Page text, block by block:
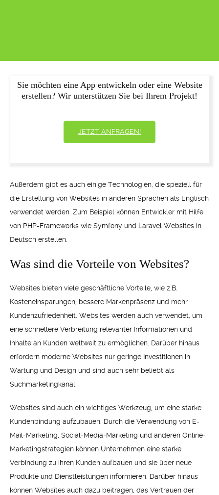
Sie möchten eine App entwickeln oder eine Website
erstellen? Wir unterstützen Sie bei Ihrem Projekt!
JETZT ANFRAGEN!
Außerdem gibt es auch einige Technologien, die speziell für
die Erstellung von Websites in anderen Sprachen als Englisch
verwendet werden. Zum Beispiel können Entwickler mit Hilfe
von PHP-Frameworks wie Symfony und Laravel Websites in
Deutsch erstellen.
Was sind die Vorteile von Websites?
Websites bieten viele geschäftliche Vorteile, wie z.B.
Kosteneinsparungen, bessere Markenpräsenz und mehr
Kundenzufriedenheit. Websites werden auch verwendet, um
eine schnellere Verbreitung relevanter Informationen und
Inhalte an Kunden weltweit zu ermöglichen. Darüber hinaus
erfordern moderne Websites nur geringe Investitionen in
Wartung und Design und sind auch sehr beliebt als
Suchmarketingkanal.
Websites sind auch ein wichtiges Werkzeug, um eine starke
Kundenbindung aufzubauen. Durch die Verwendung von E-
Mail-Marketing, Social-Media-Marketing und anderen Online-
Marketingstrategien können Unternehmen eine starke
Verbindung zu ihren Kunden aufbauen und sie über neue
Produkte und Dienstleistungen informieren. Darüber hinaus
können Websites auch dazu beitragen, das Vertrauen der